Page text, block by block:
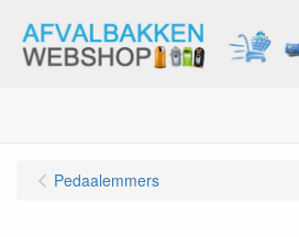
Pedaalemmers